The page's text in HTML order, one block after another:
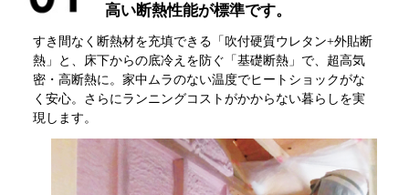
高い断熱性能が標準です。
すき間なく断熱材を充填できる「吹付硬質ウレタン+外貼断
熱」と、床下からの底冷えを防ぐ「基礎断熱」で、超高気
密・高断熱に。家中ムラのない温度でヒートショックがな
く安心。さらにランニングコストがかからない暮らしを実
現します。